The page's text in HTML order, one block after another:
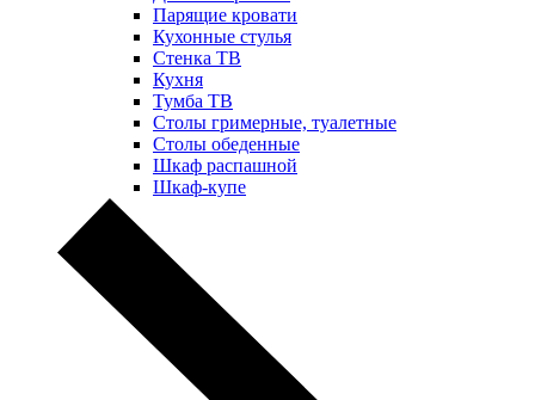
Парящие кровати
Кухонные стулья
Стенка ТВ
Кухня
Тумба ТВ
Столы гримерные, туалетные
Столы обеденные
Шкаф распашной
Шкаф-купе